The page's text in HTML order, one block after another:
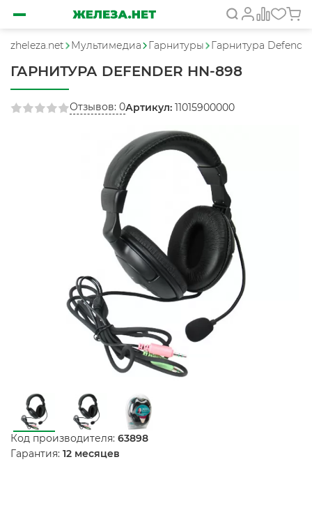
zheleza.net Мультимедиа Гарнитуры Гарнитура
ГАРНИТУРА DEFENDER HN-898
Отзывов: 0Артикул: 11015900000
Код производителя: 63898
Гарантия: 12 месяцев